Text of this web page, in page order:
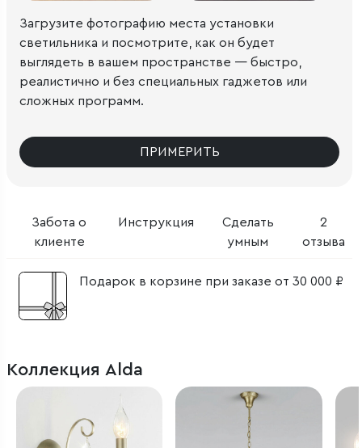
Забота о
клиенте
Инструкция
Сделать
умным
2
отзыва
Подарок в корзине при заказе от 30 000 ₽
Загрузите фотографию места установки
светильника и посмотрите, как он будет
выглядеть в вашем пространстве — быстро,
реалистично и без специальных гаджетов или
сложных программ.
ПРИМЕРИТЬ
Коллекция Alda